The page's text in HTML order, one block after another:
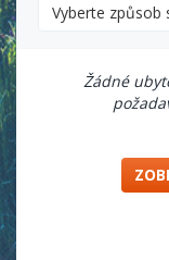
Vyberte způsob
Žádné